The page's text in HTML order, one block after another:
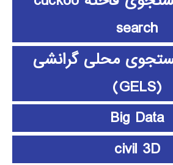
search
محلی گرانشی
(GELS)
Big Data
civil 3D